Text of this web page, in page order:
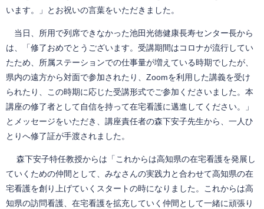
います。」とお祝いの言葉をいただきました。
当日、所用で列席できなかった池田光徳健康長寿センター長から
は、「修了おめでとうございます。受講期間はコロナが流行してい
たため、所属ステーションでの仕事量が増えている時期でしたが、
県内の遠方から対面で参加されたり、Zoomを利用した講義を受け
られたり、この時期に応じた受講形式でご参加くださいました。本
講座の修了者として自信を持って在宅看護に邁進してください。」
とメッセージをいただき、講座責任者の森下安子先生から、一人ひ
とりへ修了証が手渡されました。
森下安子特任教授からは「これからは高知県の在宅看護を発展し
ていくための仲間として、みなさんの実践力と合わせて高知県の在
宅看護を創り上げていくスタートの時になりました。これからは高
知県の訪問看護、在宅看護を拡充していく仲間として一緒に頑張り